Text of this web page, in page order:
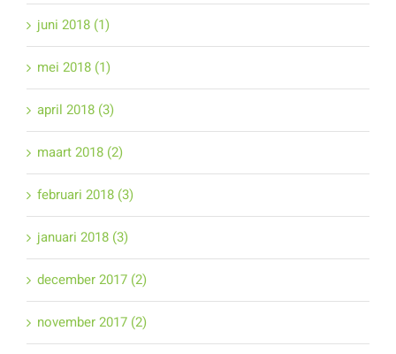
juni 2018 (1)
mei 2018 (1)
april 2018 (3)
maart 2018 (2)
februari 2018 (3)
januari 2018 (3)
december 2017 (2)
november 2017 (2)